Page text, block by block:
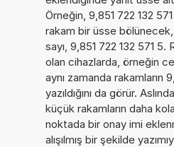
Örneğin, 9,851 722 132
rakam bir üsse
sayı, 9,851 722 132 571 5.
olan cihazlarda, örneğin
aynı zamanda rakamların
yazıldığını da görür.
küçük rakamların daha
noktada bir onay imi
alışılmış bir şekilde